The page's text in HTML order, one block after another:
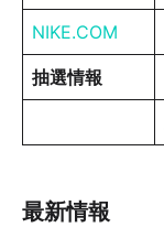
NIKE.COM
抽選情報
最新情報